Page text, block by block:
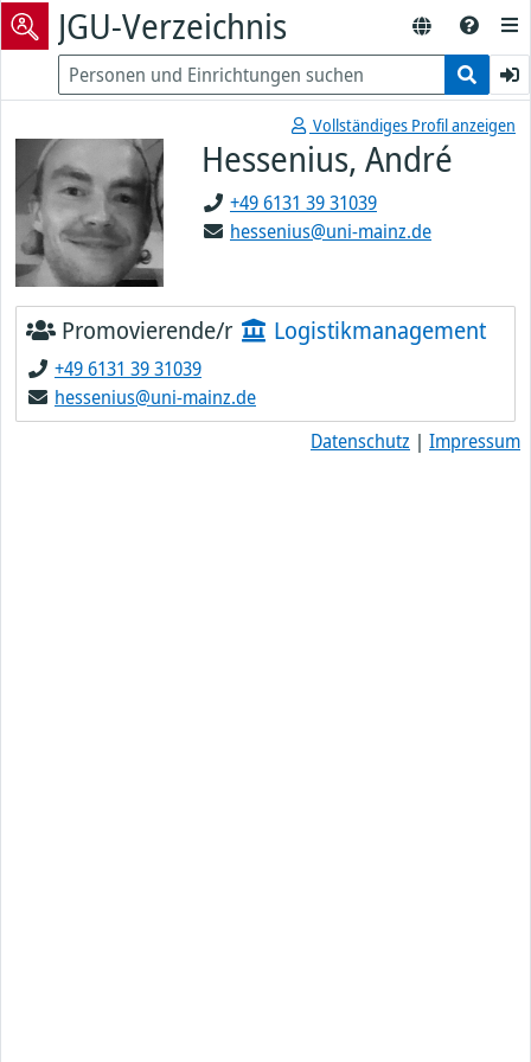
JGU-Verzeichnis
Vollständiges Profil anzeigen
Hessenius, André
+49 6131 39 31039
hessenius@uni-mainz.de
Promovierende/r Logistikmanagement
+49 6131 39 31039
hessenius@uni-mainz.de
Datenschutz | Impressum